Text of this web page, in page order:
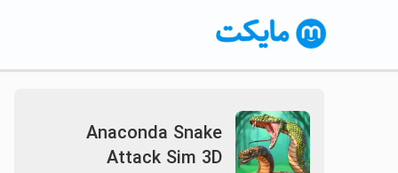
Anaconda Snake
Attack Sim 3D